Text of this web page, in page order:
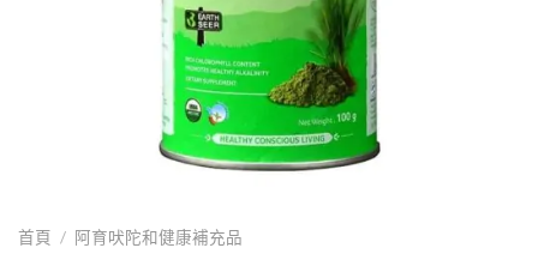
首頁 / 阿育吠陀和健康補充品